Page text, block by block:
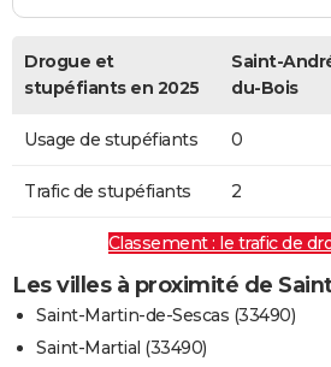
Drogue et
stupéfiants en 2025
Saint-
du-Bois
Usage de stupéfiants 0
Trafic de stupéfiants 2
Classement : le trafic de
Les villes à proximité de
Saint-Martin-de-Sescas (33490)
Saint-Martial (33490)